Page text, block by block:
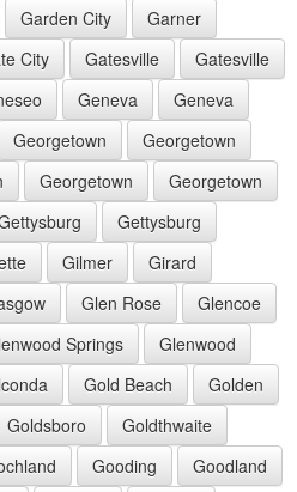
Garden City
Garner
City Gatesville
Gatesville
Geneva
Geneva
Georgetown
Georgetown
Georgetown
Georgetown
Gettysburg
Gilmer
Girard
Glen Rose
Glencoe
Springs
Glenwood
Gold Beach
Golden
Goldsboro
Goldthwaite
Gooding
Goodland